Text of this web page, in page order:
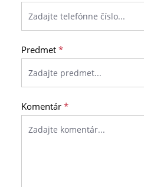
Predmet *
Komentár *